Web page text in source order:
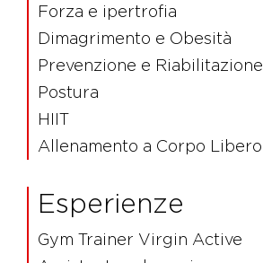
Forza e ipertrofia
Dimagrimento e Obesità
Prevenzione e Riabilitazione
Postura
HIIT
Allenamento a Corpo Libero
Esperienze
Gym Trainer Virgin Active